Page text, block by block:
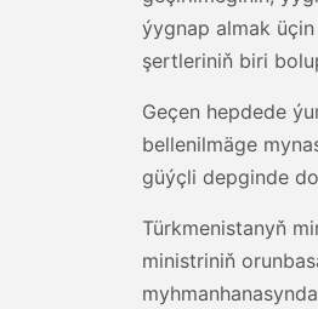
ýygnap almak
şertleriniň biri
Geçen hepdede
bellenilmäge
güýçli depginde
Türkmenistanyň
ministriniň